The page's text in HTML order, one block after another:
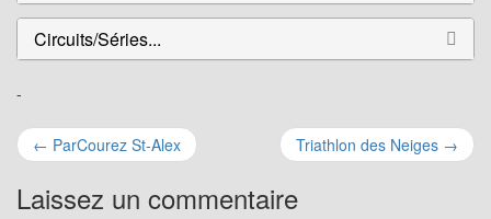
Circuits/Séries...
-
Navigation
pour
← ParCourez St-Alex Triathlon des Neiges →
Laissez un commentaire